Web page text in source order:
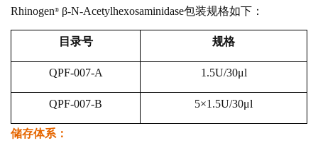
Rhinogen® β-N-Acetylhexosaminidase包装规格如下：
目录号 规格
QPF-007-A 1.5U/30μl
QPF-007-B 5×1.5U/30μl
储存体系：